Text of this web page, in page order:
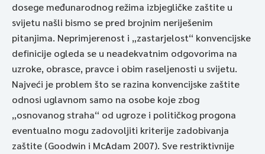
dosege međunarodnog režima izbjegličke zaštite u
svijetu našli bismo se pred brojnim neriješenim
pitanjima. Neprimjerenost i „zastarjelost“ konvencijske
definicije ogleda se u neadekvatnim odgovorima na
uzroke, obrasce, pravce i obim raseljenosti u svijetu.
Najveći je problem što se razina konvencijske zaštite
odnosi uglavnom samo na osobe koje zbog
„osnovanog straha“ od ugroze i političkog progona
eventualno mogu zadovoljiti kriterije zadobivanja
zaštite (Goodwin i McAdam 2007). Sve restriktivnije